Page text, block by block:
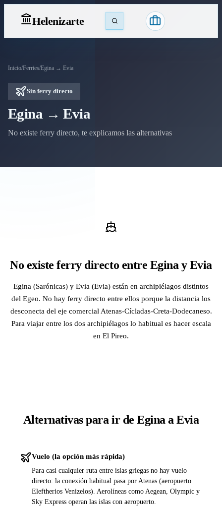
Helenizarte
Inicio/Ferries/Egina → Evia
Sin ferry directo
Egina → Evia
No existe ferry directo, te explicamos las alternativas
No existe ferry directo entre Egina y Evia
Egina (Sarónicas) y Evia (Evia) están en archipiélagos distintos
del Egeo. No hay ferry directo entre ellos porque la distancia los
desconecta del eje comercial Atenas-Cícladas-Creta-Dodecaneso.
Para viajar entre los dos archipiélagos lo habitual es hacer escala
en El Pireo.
Alternativas para ir de Egina a Evia
Vuelo (la opción más rápida)
Para casi cualquier ruta entre islas griegas no hay vuelo
directo: la conexión habitual pasa por Atenas (aeropuerto
Eleftherios Venizelos). Aerolíneas como Aegean, Olympic y
Sky Express operan las islas con aeropuerto.